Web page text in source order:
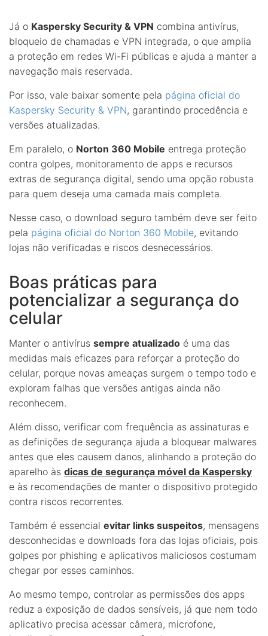
Já o Kaspersky Security & VPN combina antivírus,
bloqueio de chamadas e VPN integrada, o que amplia
a proteção em redes Wi-Fi públicas e ajuda a manter a
navegação mais reservada.
Por isso, vale baixar somente pela página oficial do
Kaspersky Security & VPN, garantindo procedência e
versões atualizadas.
Em paralelo, o Norton 360 Mobile entrega proteção
contra golpes, monitoramento de apps e recursos
extras de segurança digital, sendo uma opção robusta
para quem deseja uma camada mais completa.
Nesse caso, o download seguro também deve ser feito
pela página oficial do Norton 360 Mobile, evitando
lojas não verificadas e riscos desnecessários.
Boas práticas para
potencializar a segurança do
celular
Manter o antivírus sempre atualizado é uma das
medidas mais eficazes para reforçar a proteção do
celular, porque novas ameaças surgem o tempo todo e
exploram falhas que versões antigas ainda não
reconhecem.
Além disso, verificar com frequência as assinaturas e
as definições de segurança ajuda a bloquear malwares
antes que eles causem danos, alinhando a proteção do
aparelho às dicas de segurança móvel da Kaspersky
e às recomendações de manter o dispositivo protegido
contra riscos recorrentes.
Também é essencial evitar links suspeitos, mensagens
desconhecidas e downloads fora das lojas oficiais, pois
golpes por phishing e aplicativos maliciosos costumam
chegar por esses caminhos.
Ao mesmo tempo, controlar as permissões dos apps
reduz a exposição de dados sensíveis, já que nem todo
aplicativo precisa acessar câmera, microfone,